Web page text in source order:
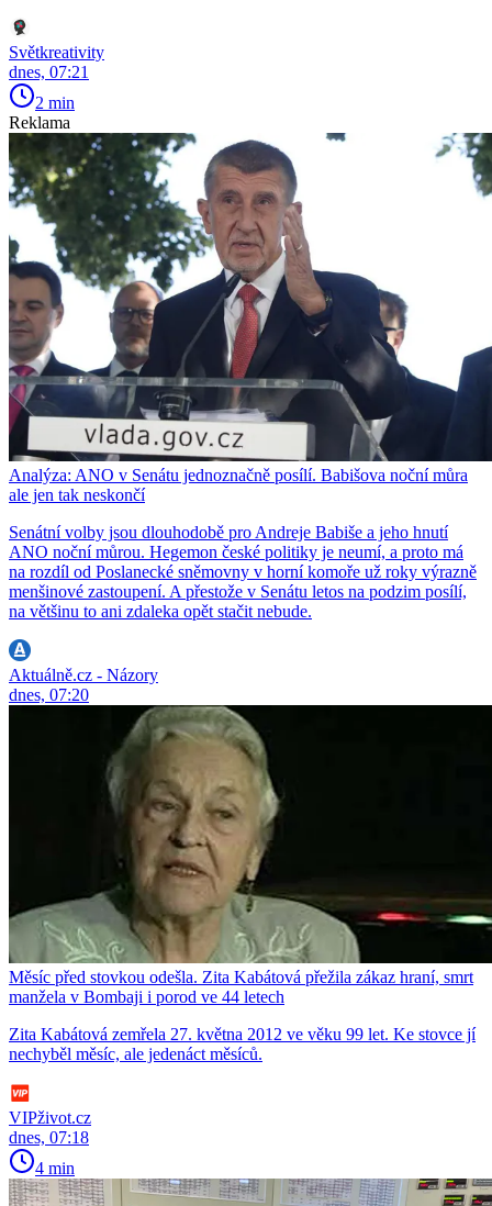
Světkreativity
dnes, 07:21
2 min
Reklama
Analýza: ANO v Senátu jednoznačně posílí. Babišova noční můra
ale jen tak neskončí
Senátní volby jsou dlouhodobě pro Andreje Babiše a jeho hnutí
ANO noční můrou. Hegemon české politiky je neumí, a proto má
na rozdíl od Poslanecké sněmovny v horní komoře už roky výrazně
menšinové zastoupení. A přestože v Senátu letos na podzim posílí,
na většinu to ani zdaleka opět stačit nebude.
Aktuálně.cz - Názory
dnes, 07:20
Měsíc před stovkou odešla. Zita Kabátová přežila zákaz hraní, smrt
manžela v Bombaji i porod ve 44 letech
Zita Kabátová zemřela 27. května 2012 ve věku 99 let. Ke stovce jí
nechyběl měsíc, ale jedenáct měsíců.
VIPživot.cz
dnes, 07:18
4 min